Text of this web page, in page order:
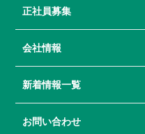
正社員募集
会社情報
新着情報一覧
お問い合わせ